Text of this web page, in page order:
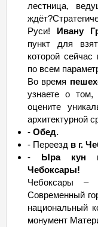
лестница,
Руси! Ивану
пункт для
которой
по всем
Во время
узнаете о том,
оцените
архитектурной
- Обед.
- Переезд в г.
- Ыра кун
Чебоксары!
Чебоксары –
Современный
национальный
монумент